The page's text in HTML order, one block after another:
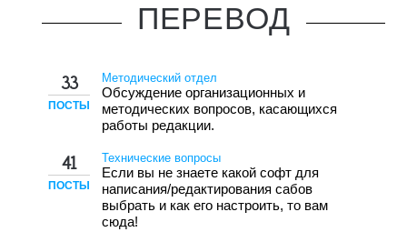
ПЕРЕВОД
33
ПОСТЫ
Методический отдел
Обсуждение организационных и
методических вопросов, касающихся
работы редакции.
41
ПОСТЫ
Технические вопросы
Если вы не знаете какой софт для
написания/редактирования сабов
выбрать и как его настроить, то вам
сюда!